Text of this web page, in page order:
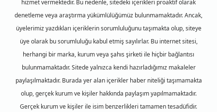
hizmet vermektedir. Bu nedenle, sitedeki içerikleri proaktif olarak
denetleme veya araştırma yükümlülüğümüz bulunmamaktadır. Ancak,
üyelerimiz yazdıkları içeriklerin sorumluluğunu taşımakta olup, siteye
üye olarak bu sorumluluğu kabul etmiş sayılırlar. Bu internet sitesi,
herhangi bir marka, kurum veya şahıs şirketi ile hiçbir bağlantısı
bulunmamaktadır. Sitede yalnızca kendi hazırladığımız makaleler
paylaşılmaktadır. Burada yer alan içerikler haber niteliği taşımamakta
olup, gerçek kurum ve kişiler hakkında paylaşım yapılmamaktadır.
Gerçek kurum ve kişiler ile isim benzerlikleri tamamen tesadüfidir.